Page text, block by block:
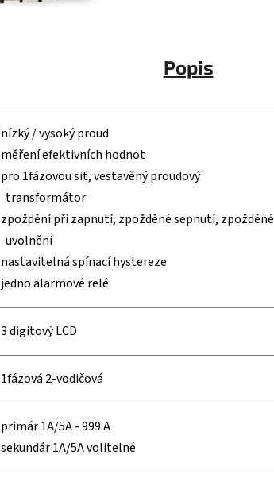
Popis
nízký / vysoký proud
měření efektivních hodnot
pro 1fázovou siť, vestavěný proudový
transformátor
zpoždění při zapnutí, zpožděné sepnutí, zpožděné
uvolnění
nastavitelná spínací hystereze
jedno alarmové relé
3 digitový LCD
1fázová 2-vodičová
primár 1A/5A - 999 A
sekundár 1A/5A volitelné